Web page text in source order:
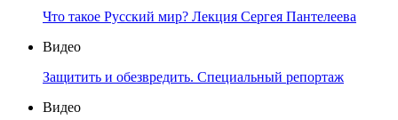
Что такое Русский мир? Лекция Сергея Пантелеева
Видео
Защитить и обезвредить. Специальный репортаж
Видео